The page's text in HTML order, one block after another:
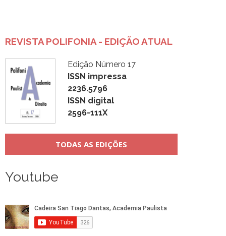
REVISTA POLIFONIA - EDIÇÃO ATUAL
Edição Número 17
ISSN impressa
2236.5796
ISSN digital
2596-111X
TODAS AS EDIÇÕES
Youtube